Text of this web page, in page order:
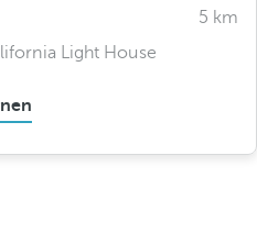
5 km
Light House